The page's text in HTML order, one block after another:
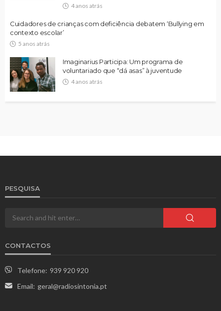
4 anos atrás
Cuidadores de crianças com deficiência debatem ‘Bullying em
contexto escolar’
5 anos atrás
Imaginarius Participa: Um programa de
voluntariado que “dá asas” à juventude
4 anos atrás
PESQUISA
CONTACTOS
Telefone: 939 920 920
Email: geral@radiosintonia.pt